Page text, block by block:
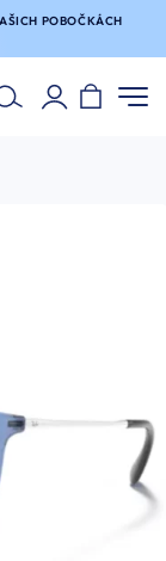
POBOČKÁCH